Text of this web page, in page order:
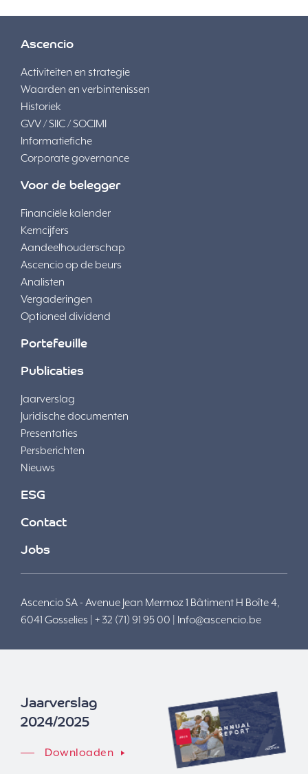
Ascencio
Activiteiten en strategie
Waarden en verbintenissen
Historiek
GVV / SIIC / SOCIMI
Informatiefiche
Corporate governance
Voor de belegger
Financiële kalender
Kerncijfers
Aandeelhouderschap
Ascencio op de beurs
Analisten
Vergaderingen
Optioneel dividend
Portefeuille
Publicaties
Jaarverslag
Juridische documenten
Presentaties
Persberichten
Nieuws
ESG
Contact
Jobs
Ascencio SA - Avenue Jean Mermoz 1 Bâtiment H Boîte 4,
6041 Gosselies | + 32 (71) 91 95 00 | Info@ascencio.be
Jaarverslag
2024/2025
Downloaden